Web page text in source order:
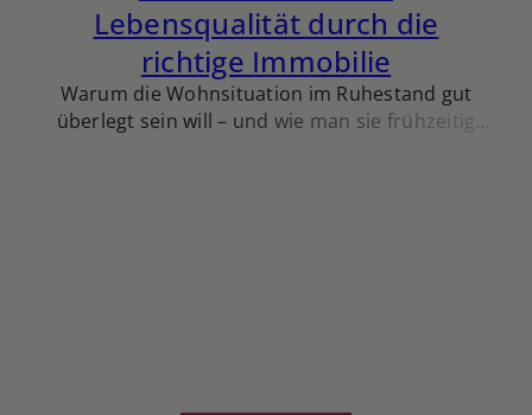
Lebensqualität durch die
richtige Immobilie
Warum die Wohnsituation im Ruhestand gut
überlegt sein will – und wie man sie frühzeitig